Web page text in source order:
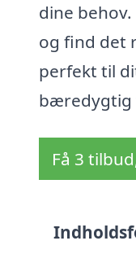
dine
og find det
perfekt til
bæredygtig
Få 3